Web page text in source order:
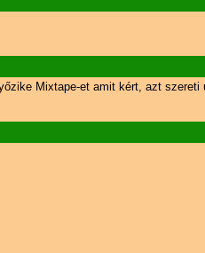
Mixtape-et amit kért, azt szereti